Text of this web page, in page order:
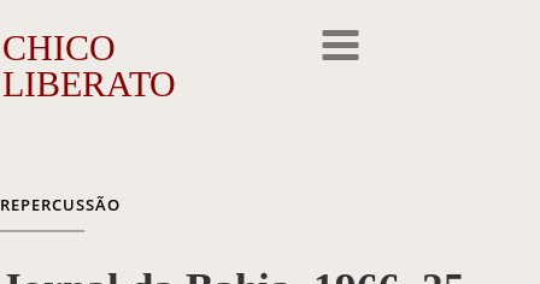
CHICO
LIBERATO
REPERCUSSÃO